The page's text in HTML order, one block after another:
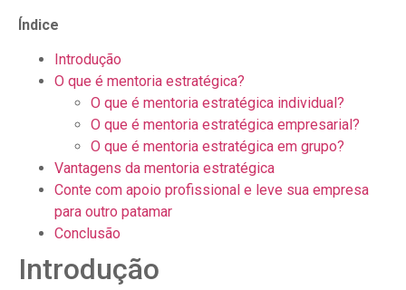
Índice
Introdução
O que é mentoria estratégica?
O que é mentoria estratégica individual?
O que é mentoria estratégica empresarial?
O que é mentoria estratégica em grupo?
Vantagens da mentoria estratégica
Conte com apoio profissional e leve sua empresa
para outro patamar
Conclusão
Introdução